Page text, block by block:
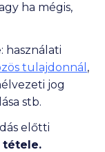
ha mégis,
: használati
tulajdonnál ,
jog
stb.
előtti
tétele.